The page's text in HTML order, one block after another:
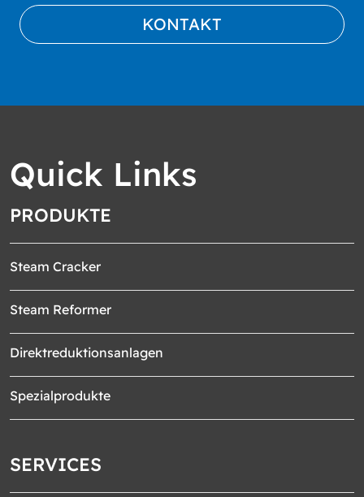
KONTAKT
Quick Links
PRODUKTE
Steam Cracker
Steam Reformer
Direktreduktionsanlagen
Spezialprodukte
SERVICES